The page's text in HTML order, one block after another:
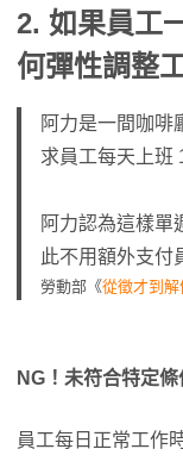
2. 如果員工
何彈性調整
阿力是一間咖啡
求員工每天上班
阿力認為這樣單
此不用額外支付
勞動部《從徵才到
NG！未符合特定
員工每日正常工作